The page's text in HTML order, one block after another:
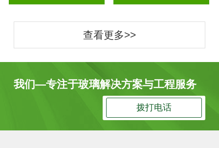
查看更多>>
我们—专注于玻璃解决方案与工程服务
拨打电话